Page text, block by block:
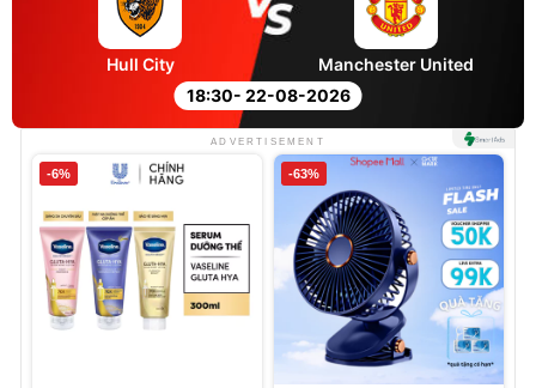
18:30- 22-08-2026
Hull City Manchester United
ADVERTISEMENT
-6% -63%